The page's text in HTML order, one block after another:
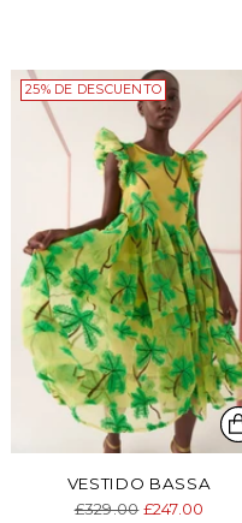
25% DE DESCUENTO
VESTIDO BASSA
Precio
£329.00 £247.00